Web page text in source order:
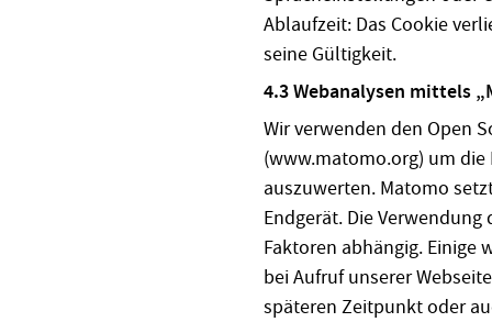
Ablaufzeit: Das Cookie
seine Gültigkeit.
4.3 Webanalysen mittels
Wir verwenden den Open
(www.matomo.org) um
auszuwerten. Matomo
Endgerät. Die
Faktoren abhängig. Einige
bei Aufruf unserer
späteren Zeitpunkt oder